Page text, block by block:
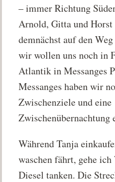
– immer Richtung
Arnold, Gitta und Horst
demnächst auf den
wir wollen uns noch in
Atlantik in Messanges
Messanges haben wir
Zwischenziele und eine
Zwischenübernachtung
Während Tanja
waschen fährt, gehe
Diesel tanken. Die